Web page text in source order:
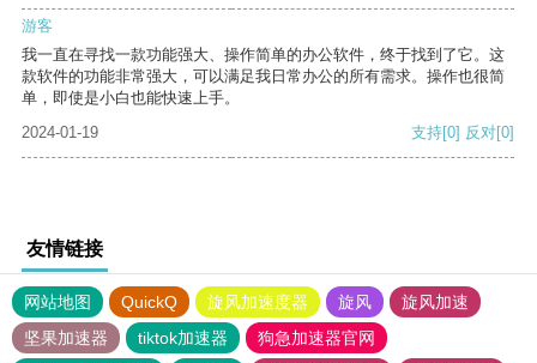
游客
我一直在寻找一款功能强大、操作简单的办公软件，终于找到了它。这
款软件的功能非常强大，可以满足我日常办公的所有需求。操作也很简
单，即使是小白也能快速上手。
2024-01-19
支持[0] 反对[0]
友情链接
网站地图 QuickQ 旋风加速度器 旋风
旋风加速
坚果加速器
tiktok加速器
狗急加速器官网